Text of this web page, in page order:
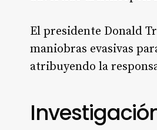
El presidente Donald
maniobras evasivas
atribuyendo la